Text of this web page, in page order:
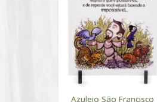
Azulejo São Francisco